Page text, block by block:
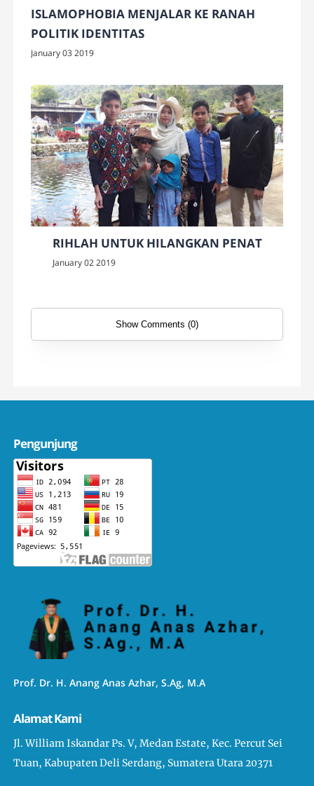
ISLAMOPHOBIA MENJALAR KE RANAH
POLITIK IDENTITAS
January 03 2019
RIHLAH UNTUK HILANGKAN PENAT
January 02 2019
Show Comments (0)
Pengunjung
Prof. Dr. H. Anang Anas Azhar, S.Ag, M.A
Alamat Kami
Jl. William Iskandar Ps. V, Medan Estate, Kec. Percut Sei
Tuan, Kabupaten Deli Serdang, Sumatera Utara 20371